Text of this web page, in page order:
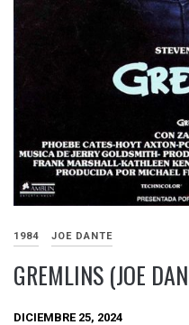
1984 JOE DANTE
GREMLINS (JOE
DICIEMBRE 25, 2024